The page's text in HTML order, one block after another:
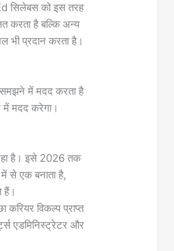
सिलेबस को इस तरह
करता है बल्कि अन्य
भी प्रदान करता है।
समझने में मदद करता है
में मदद करेगा।
है। इसे 2026 तक
से एक बनाता है,
हैं।
विकल्प प्राप्त
एडमिनिस्ट्रेटर और